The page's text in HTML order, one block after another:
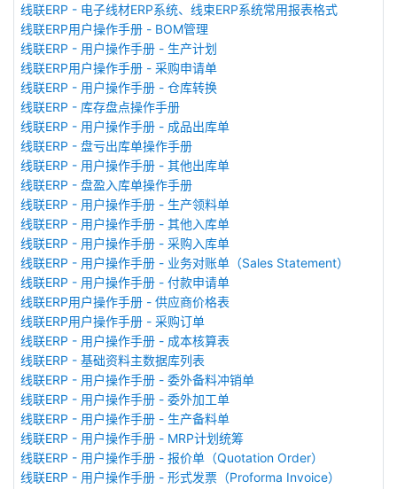
线联ERP - 电子线材ERP系统、线束ERP系统常用报表格式
线联ERP用户操作手册 - BOM管理
线联ERP - 用户操作手册 - 生产计划
线联ERP用户操作手册 - 采购申请单
线联ERP - 用户操作手册 - 仓库转换
线联ERP - 库存盘点操作手册
线联ERP - 用户操作手册 - 成品出库单
线联ERP - 盘亏出库单操作手册
线联ERP - 用户操作手册 - 其他出库单
线联ERP - 盘盈入库单操作手册
线联ERP - 用户操作手册 - 生产领料单
线联ERP - 用户操作手册 - 其他入库单
线联ERP - 用户操作手册 - 采购入库单
线联ERP - 用户操作手册 - 业务对账单（Sales Statement）
线联ERP - 用户操作手册 - 付款申请单
线联ERP用户操作手册 - 供应商价格表
线联ERP用户操作手册 - 采购订单
线联ERP - 用户操作手册 - 成本核算表
线联ERP - 基础资料主数据库列表
线联ERP - 用户操作手册 - 委外备料冲销单
线联ERP - 用户操作手册 - 委外加工单
线联ERP - 用户操作手册 - 生产备料单
线联ERP - 用户操作手册 - MRP计划统筹
线联ERP - 用户操作手册 - 报价单（Quotation Order）
线联ERP - 用户操作手册 - 形式发票（Proforma Invoice）